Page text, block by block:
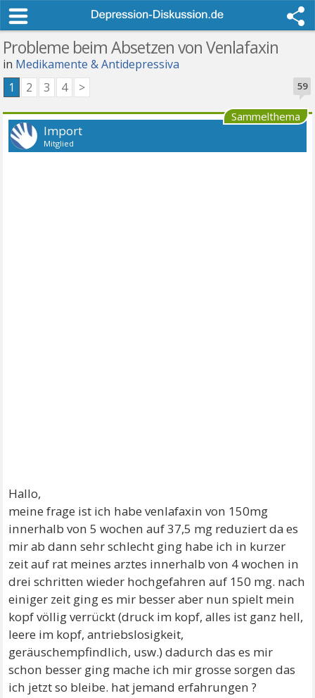
Probleme beim Absetzen von Venlafaxin
in Medikamente & Antidepressiva
59
1 2 3 4 >
Sammelthema
Import
Mitglied
Hallo,
meine frage ist ich habe venlafaxin von 150mg
innerhalb von 5 wochen auf 37,5 mg reduziert da es
mir ab dann sehr schlecht ging habe ich in kurzer
zeit auf rat meines arztes innerhalb von 4 wochen in
drei schritten wieder hochgefahren auf 150 mg. nach
einiger zeit ging es mir besser aber nun spielt mein
kopf völlig verrückt (druck im kopf, alles ist ganz hell,
leere im kopf, antriebslosigkeit,
geräuschempfindlich, usw.) dadurch das es mir
schon besser ging mache ich mir grosse sorgen das
ich jetzt so bleibe. hat jemand erfahrungen ?